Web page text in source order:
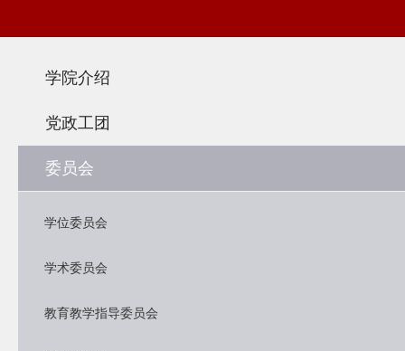
学院介绍
党政工团
委员会
学位委员会
学术委员会
教育教学指导委员会